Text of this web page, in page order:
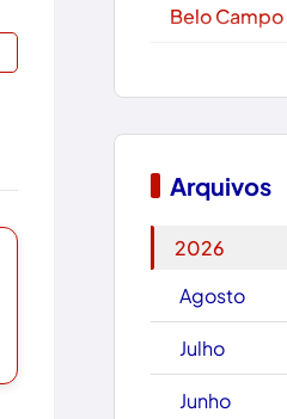
Belo Campo
Boquira
Brumado
Caculé
Arquivos
2026
Agosto
Julho
Junho